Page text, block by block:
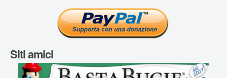
Siti amici